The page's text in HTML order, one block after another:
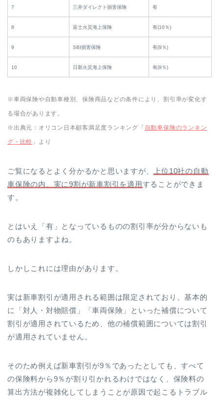
7 三井ダイレクト損害保険 有
8 富士火災海上保険 有(10％)
9 SBI損害保険 有(9％)
10 日新火災海上保険 有(9％)
※車両保険や自動車種別、保険商品などの条件により、割引率が変化す
る場合があります。
※出典元：オリコン日本顧客満足度ランキング「 自動車保険のランキン
グ・比較 」より
ご覧になるとよく分かるかと思いますが、
上位10社の自動
車保険の内、実に9割が新車割引を適用することができま
す。
とはいえ「有」となっているものの割引率が分からないも
のもありますよね。
しかしこれには理由があります。
実は新車割引が適用される範囲は限定されており、基本的
に「対人・対物賠償」「車両保険」といった補償について
割引が適用されているため、他の補償範囲については割引
が適用されていません。
そのため例えば新車割引が9％であったとしても、すべて
の保険料から9％が割り引かれるわけではなく、保険料の
算出方法が複雑化してしまうことが原因で起こるトラブル